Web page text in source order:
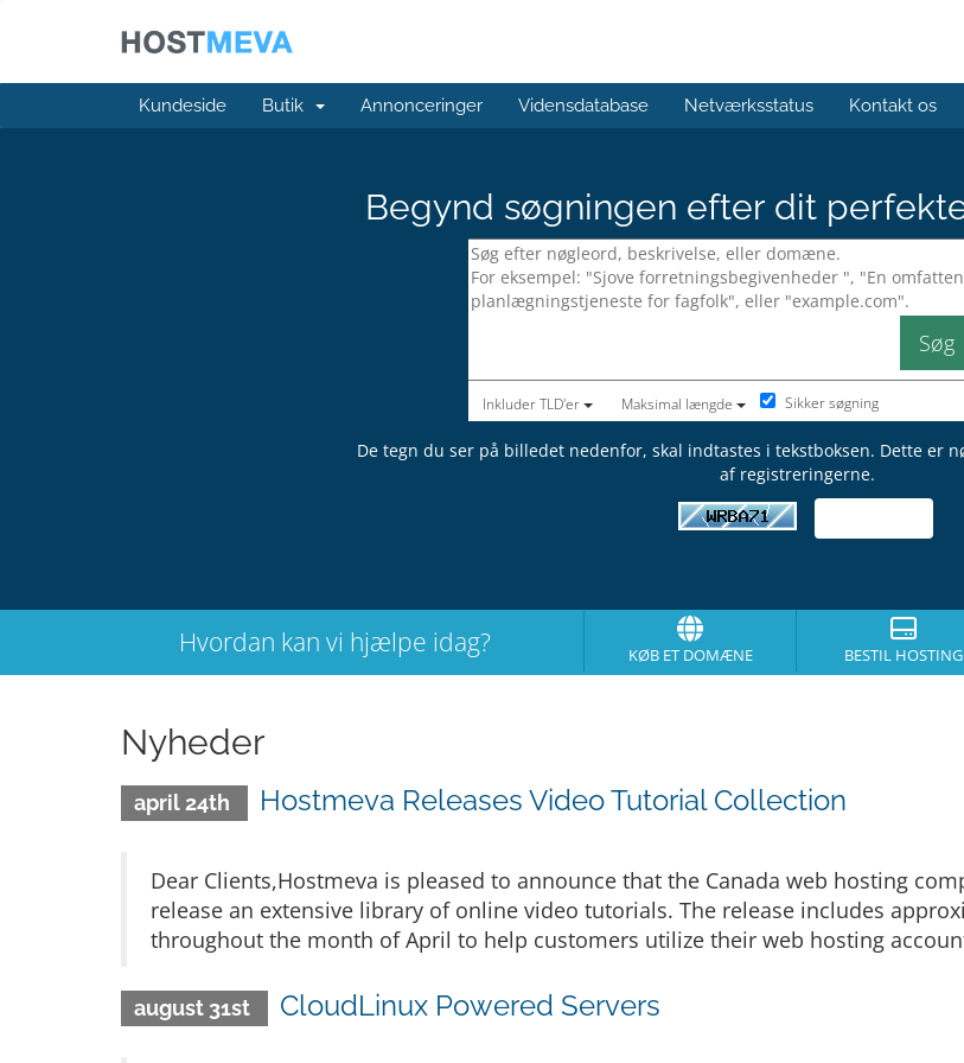
Kundeside Butik Annonceringer Vidensdatabase Netværksstatus Kontakt os
Begynd søgningen efter dit
Inkluder TLD'er Maksimal længde Sikker søgning
De tegn du ser på billedet nedenfor, skal indtastes i tekstboksen. Dette er
af registreringerne.
Hvordan kan vi hjælpe idag? KØB ET DOMÆNE BESTIL HOSTING
Nyheder
april 24th Hostmeva Releases Video Tutorial Collection
Dear Clients,Hostmeva is pleased to announce that the Canada web hosting
release an extensive library of online video tutorials. The release includes
throughout the month of April to help customers utilize their web hosting
august 31st CloudLinux Powered Servers